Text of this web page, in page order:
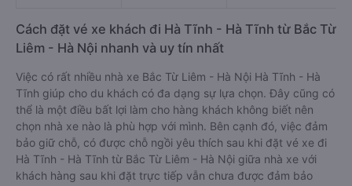
Cách đặt vé xe khách đi Hà Tĩnh - Hà Tĩnh từ Bắc Từ
Liêm - Hà Nội nhanh và uy tín nhất
Việc có rất nhiều nhà xe Bắc Từ Liêm - Hà Nội Hà Tĩnh - Hà
Tĩnh giúp cho du khách có đa dạng sự lựa chọn. Đây cũng có
thể là một điều bất lợi làm cho hàng khách không biết nên
chọn nhà xe nào là phù hợp với mình. Bên cạnh đó, việc đảm
bảo giữ chỗ, có được chỗ ngồi yêu thích sau khi đặt vé xe đi
Hà Tĩnh - Hà Tĩnh từ Bắc Từ Liêm - Hà Nội giữa nhà xe với
khách hàng sau khi đặt trực tiếp vẫn chưa được đảm bảo